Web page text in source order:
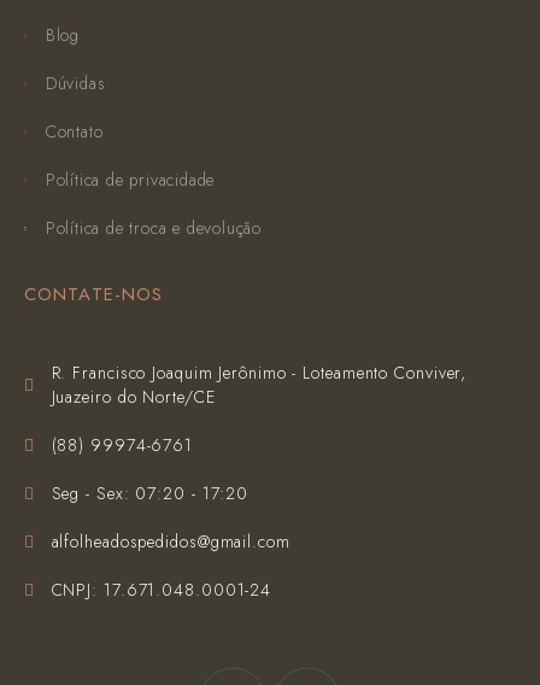
Blog
Dúvidas
Contato
Política de privacidade
Política de troca e devolução
CONTATE-NOS
R. Francisco Joaquim Jerônimo - Loteamento Conviver,
Juazeiro do Norte/CE
(‪88) 99974-6761‬
Seg - Sex: 07:20 - 17:20
alfolheadospedidos@gmail.com
CNPJ: 17.671.048.0001-24